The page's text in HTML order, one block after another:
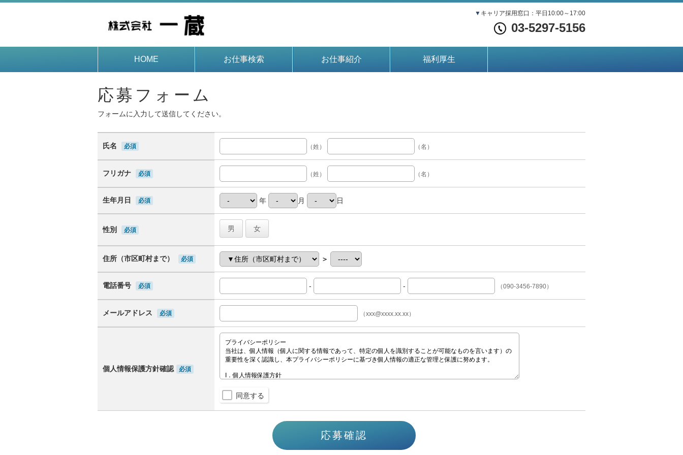
▼ キャリア採用窓口：平日10:00～17:00
03-5297-5156
HOME お仕事検索 お仕事紹介 福利厚生
応募フォーム
フォームに入力して送信してください。
氏名 必須 （姓） （名）
フリガナ 必須 （姓） （名）
生年月日 必須 年 月 日
性別 必須 男 女
住所（市区町村まで） 必須 ＞
電話番号 必須 - - （090-3456-7890）
メールアドレス 必須 （xxx@xxxx.xx.xx）
個人情報保護方針確認 必須
同意する